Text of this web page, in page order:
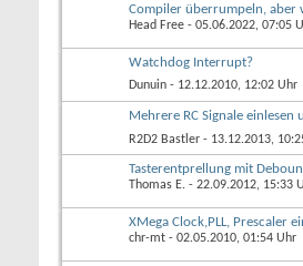
Compiler überrumpeln, aber
Head Free - 05.06.2022, 07:05
Watchdog Interrupt?
Dunuin - 12.12.2010, 12:02 Uhr
Mehrere RC Signale einlesen
R2D2 Bastler - 13.12.2013,
Tasterentprellung mit
Thomas E. - 22.09.2012, 15:33
XMega Clock,PLL, Prescaler
chr-mt - 02.05.2010, 01:54 Uhr